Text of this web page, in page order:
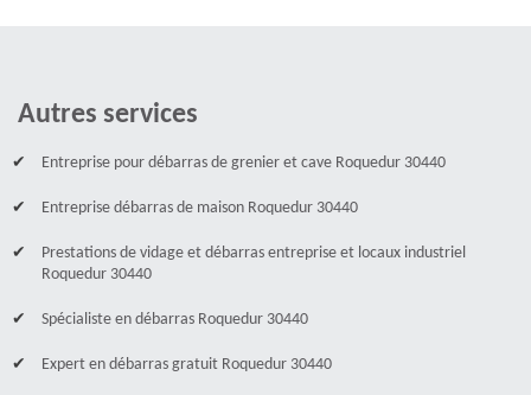
Autres services
Entreprise pour débarras de grenier et cave Roquedur 30440
Entreprise débarras de maison Roquedur 30440
Prestations de vidage et débarras entreprise et locaux industriel
Roquedur 30440
Spécialiste en débarras Roquedur 30440
Expert en débarras gratuit Roquedur 30440